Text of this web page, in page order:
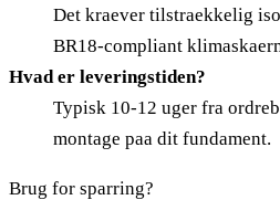
Det kraever tilstraekkelig
BR18-compliant
Hvad er leveringstiden?
Typisk 10-12 uger fra
montage paa dit fundament.
Brug for sparring?